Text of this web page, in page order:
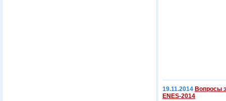
19.11.2014 Вопросы
ENES-2014